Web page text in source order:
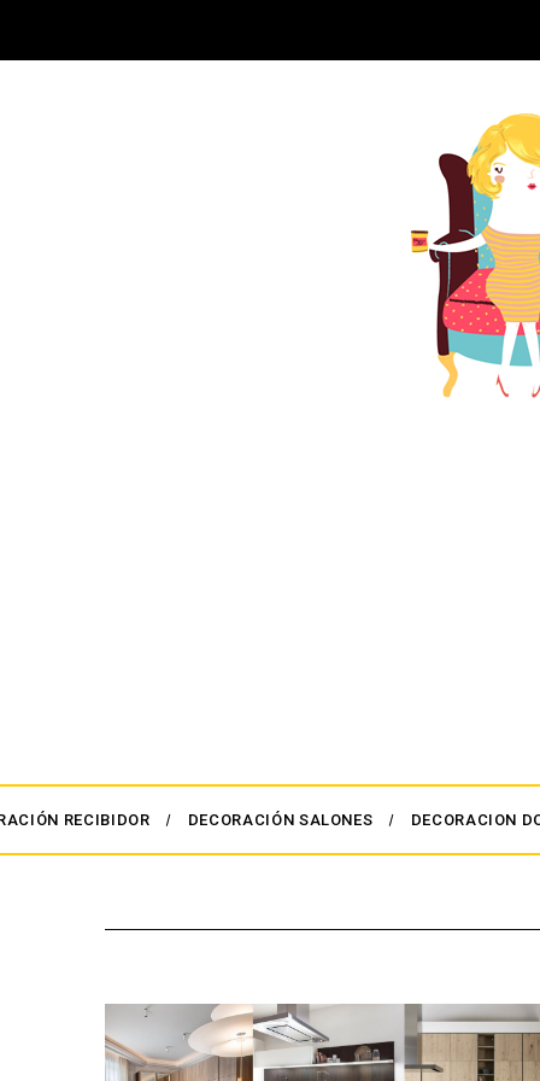
RECIBIDOR DECORACIÓN SALONES DECORACION